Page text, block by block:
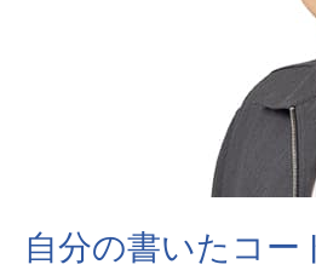
自分の書いたコ